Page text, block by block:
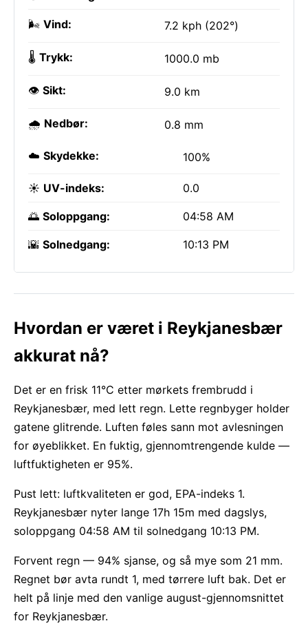
🌬️ Vind: 7.2 kph (202°)
🌡️ Trykk: 1000.0 mb
👁️ Sikt: 9.0 km
🌧️ Nedbør: 0.8 mm
☁️ Skydekke: 100%
☀️ UV-indeks: 0.0
🌅 Soloppgang: 04:58 AM
🌇 Solnedgang: 10:13 PM
Hvordan er været i Reykjanesbær
akkurat nå?
Det er en frisk 11°C etter mørkets frembrudd i
Reykjanesbær, med lett regn. Lette regnbyger holder
gatene glitrende. Luften føles sann mot avlesningen
for øyeblikket. En fuktig, gjennomtrengende kulde —
luftfuktigheten er 95%.
Pust lett: luftkvaliteten er god, EPA-indeks 1.
Reykjanesbær nyter lange 17h 15m med dagslys,
soloppgang 04:58 AM til solnedgang 10:13 PM.
Forvent regn — 94% sjanse, og så mye som 21 mm.
Regnet bør avta rundt 1, med tørrere luft bak. Det er
helt på linje med den vanlige august-gjennomsnittet
for Reykjanesbær.